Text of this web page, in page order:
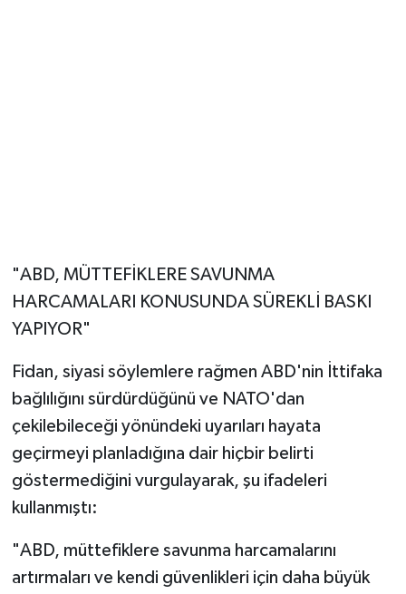
"ABD, MÜTTEFİKLERE SAVUNMA
HARCAMALARI KONUSUNDA SÜREKLİ BASKI
YAPIYOR"
Fidan, siyasi söylemlere rağmen ABD'nin İttifaka
bağlılığını sürdürdüğünü ve NATO'dan
çekilebileceği yönündeki uyarıları hayata
geçirmeyi planladığına dair hiçbir belirti
göstermediğini vurgulayarak, şu ifadeleri
kullanmıştı:
"ABD, müttefiklere savunma harcamalarını
artırmaları ve kendi güvenlikleri için daha büyük